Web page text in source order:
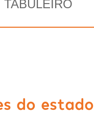
TABULEIRO
do estado